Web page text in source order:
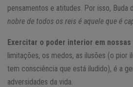
pensamentos e atitudes. Por isso, Buda
nobre de todos os reis é aquele que é
Exercitar o poder interior em nossas
limitações, os medos, as ilusões (o pior
tem consciência que está iludido), é a
adversidades da vida.